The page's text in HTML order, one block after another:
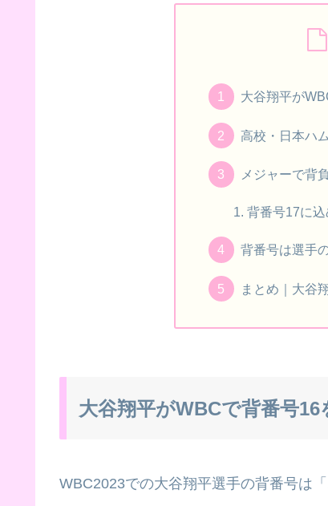
大谷翔平が
高校・日本ハ
メジャーで背
背番号17に
背番号は選手
まとめ｜大谷
大谷翔平がWBCで背番号16
WBC2023での大谷翔平選手の背番号は「